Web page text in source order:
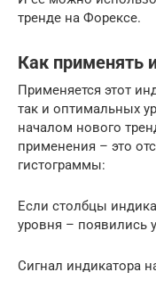
тренде на Форексе.
Как применять
Применяется этот
так и оптимальных
началом нового
применения – это
гистограммы:
Если столбцы
уровня – появились
Сигнал индикатора